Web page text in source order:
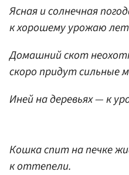
Ясная и солнечная
к хорошему урожаю
Домашний скот
скоро придут сильные
Иней на деревьях — к
Кошка спит на печке
к оттепели.